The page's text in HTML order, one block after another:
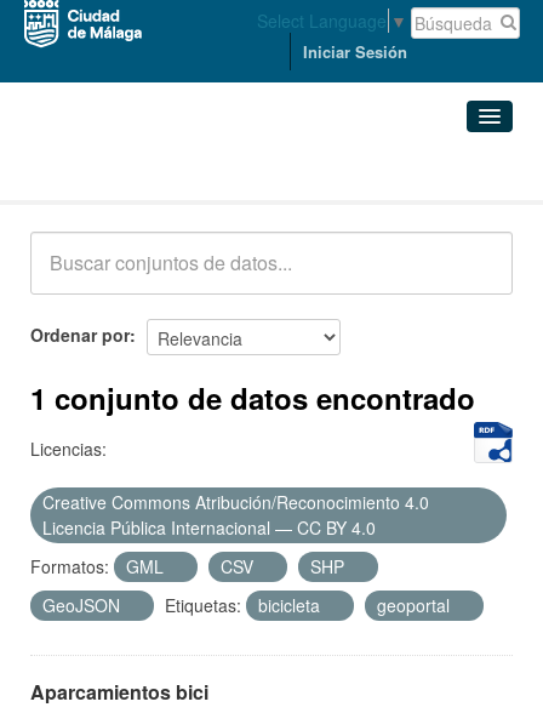
Select Language ▼
Iniciar Sesión
Acerca de
Ordenar por
1 conjunto de datos encontrado
Licencias:
Creative Commons Atribución/Reconocimiento 4.0
Licencia Pública Internacional — CC BY 4.0
Formatos:
GML CSV
SHP
GeoJSON
Etiquetas: bicicleta geoportal
Aparcamientos bici